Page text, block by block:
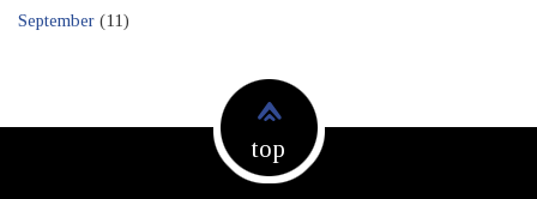
September (11)
top